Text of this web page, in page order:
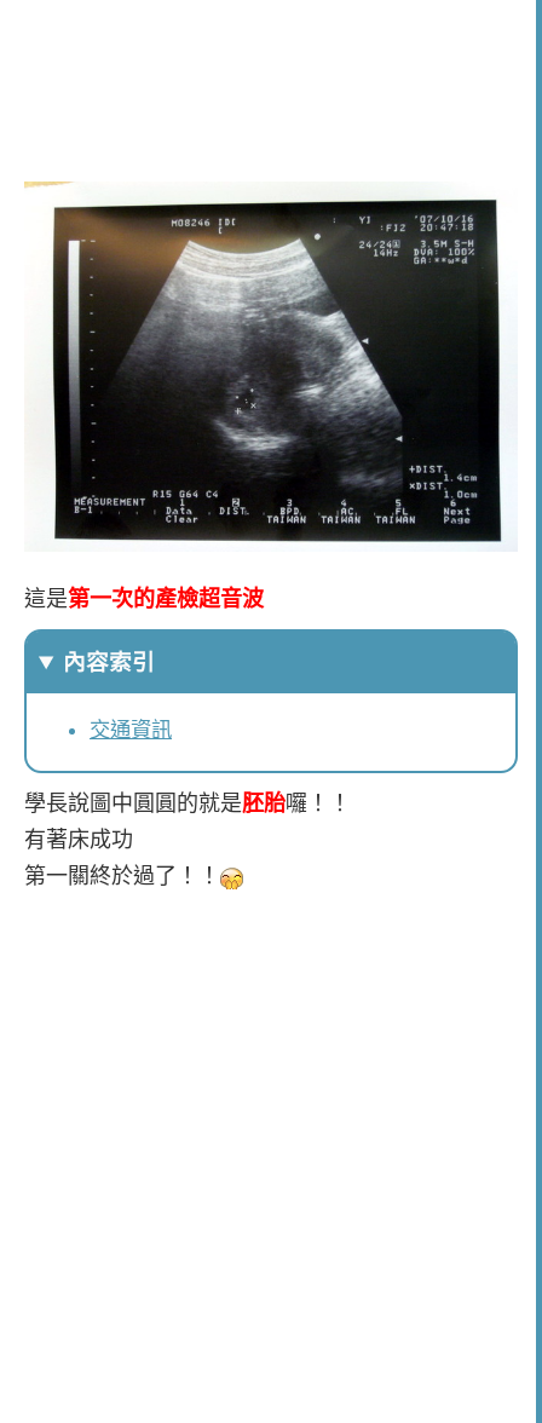
這是第一次的產檢超音波
內容索引
交通資訊
學長說圖中圓圓的就是胚胎囉！！
有著床成功
第一關終於過了！！